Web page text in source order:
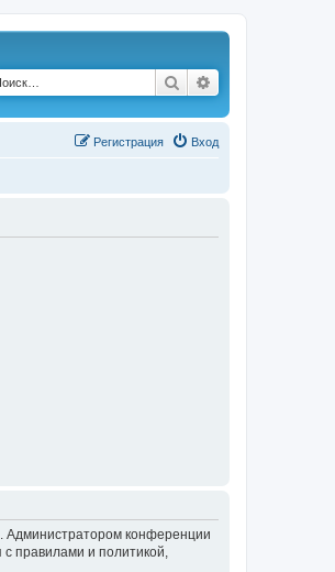
Поиск
Вход
Регистрация
Администратором конференции
с правилами и политикой,